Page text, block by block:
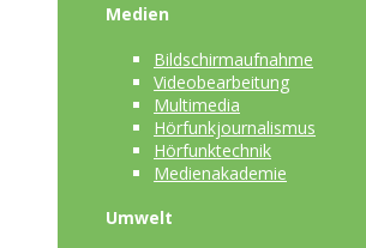
Medien
Bildschirmaufnahme
Videobearbeitung
Multimedia
Hörfunkjournalismus
Hörfunktechnik
Medienakademie
Umwelt